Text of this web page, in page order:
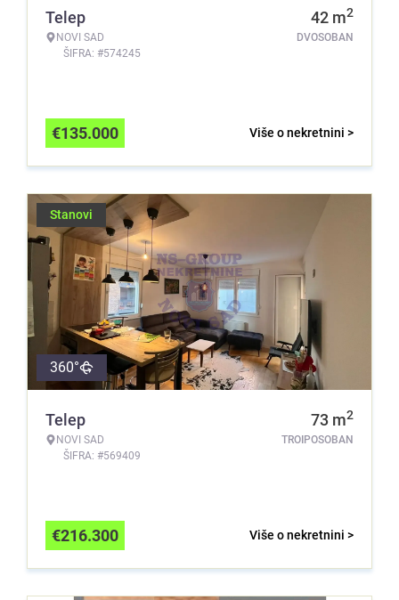
Telep
NOVI SAD
ŠIFRA: #574245
42 m2
DVOSOBAN
Više o nekretnini >
€135.000
Stanovi
360°
Telep
NOVI SAD
ŠIFRA: #569409
73 m2
TROIPOSOBAN
Više o nekretnini >
€216.300